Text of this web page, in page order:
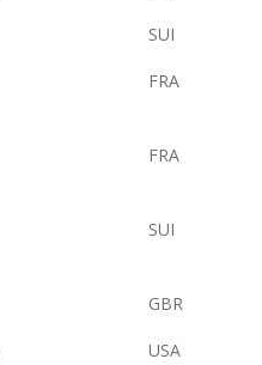
SUI
FRA
FRA
SUI
GBR
USA